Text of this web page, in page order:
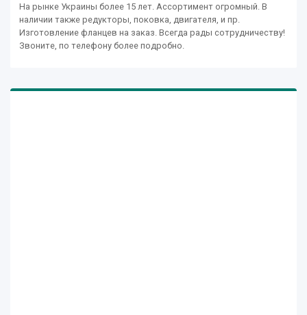
На рынке Украины более 15 лет. Ассортимент огромный. В
наличии также редукторы, поковка, двигателя, и пр.
Изготовление фланцев на заказ. Всегда рады сотрудничеству!
Звоните, по телефону более подробно.